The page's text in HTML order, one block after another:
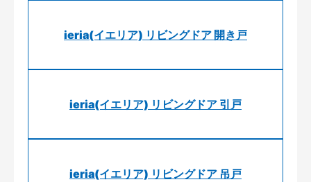
ieria(イエリア) リビングドア 開き戸
ieria(イエリア) リビングドア 引戸
ieria(イエリア) リビングドア 吊戸